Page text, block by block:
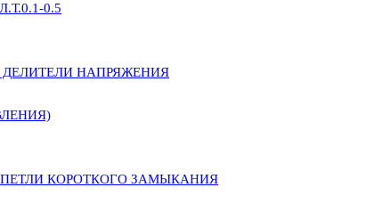
0.5
НАПРЯЖЕНИЯ
КОРОТКОГО ЗАМЫКАНИЯ